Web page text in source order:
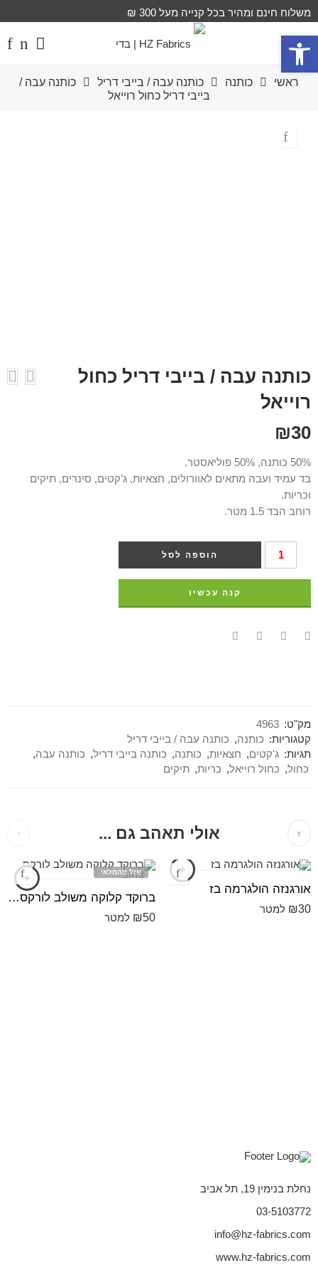
פתח סרגל נגישות
משלוח חינם ומהיר בכל קנייה מעל 300 ₪
ראשי כותנה כותנה עבה / בייבי דריל
כותנה עבה /
בייבי דריל כחול רוייאל
כותנה עבה / בייבי דריל כחול
רוייאל
₪30
50% כותנה, 50% פוליאסטר.
בד עמיד ועבה מתאים לאוורולים, חצאיות, ג’קטים, סינרים, תיקים
וכריות.
רוחב הבד 1.5 מטר.
הוספה לסל
קנה עכשיו
מק"ט: 4963
קטגוריות: כותנה, כותנה עבה / בייבי דריל
תגיות: ג'קטים, חצאיות, כותנה, כותנה בייבי דריל, כותנה עבה,
כחול, כחול רוייאל, כריות, תיקים
אולי תאהב גם ...
אורגנזה הולגרמה בז
₪30 למטר
אזל מהמלאי
ברוקד קלוקה משולב לורקס צהוב
₪50 למטר
נחלת בנימין 19, תל אביב
03-5103772
info@hz-fabrics.com
www.hz-fabrics.com